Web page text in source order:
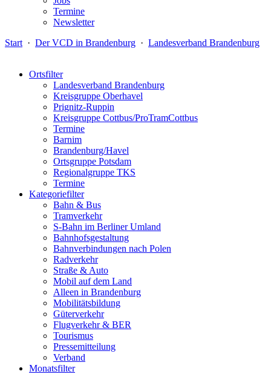
Termine
Newsletter
Start · Der VCD in Brandenburg · Landesverband Brandenburg
Ortsfilter
Landesverband Brandenburg
Kreisgruppe Oberhavel
Prignitz-Ruppin
Kreisgruppe Cottbus/ProTramCottbus
Termine
Barnim
Brandenburg/Havel
Ortsgruppe Potsdam
Regionalgruppe TKS
Termine
Kategoriefilter
Bahn & Bus
Tramverkehr
S-Bahn im Berliner Umland
Bahnhofsgestaltung
Bahnverbindungen nach Polen
Radverkehr
Straße & Auto
Mobil auf dem Land
Alleen in Brandenburg
Mobilitätsbildung
Güterverkehr
Flugverkehr & BER
Tourismus
Pressemitteilung
Verband
Monatsfilter